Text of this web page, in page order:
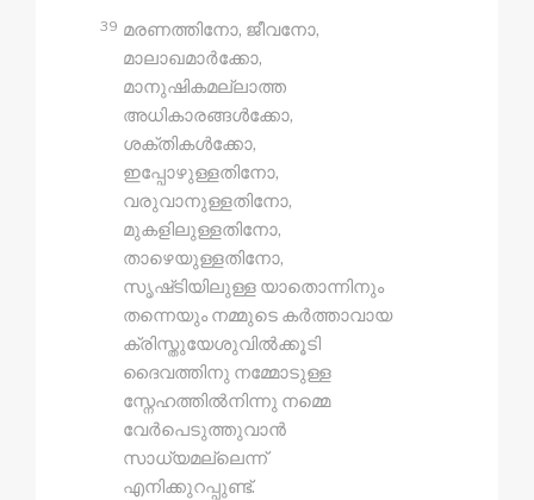
39 മരണത്തിനോ, ജീവനോ,
മാലാഖമാർക്കോ,
മാനുഷികമല്ലാത്ത
അധികാരങ്ങൾക്കോ,
ശക്തികൾക്കോ,
ഇപ്പോഴുള്ളതിനോ,
വരുവാനുള്ളതിനോ,
മുകളിലുള്ളതിനോ,
താഴെയുള്ളതിനോ,
സൃഷ്‍ടിയിലുള്ള യാതൊന്നിനും
തന്നെയും നമ്മുടെ കർത്താവായ
ക്രിസ്തുയേശുവിൽക്കൂടി
ദൈവത്തിനു നമ്മോടുള്ള
സ്നേഹത്തിൽനിന്നു നമ്മെ
വേർപെടുത്തുവാൻ
സാധ്യമല്ലെന്ന്
എനിക്കുറപ്പുണ്ട്.